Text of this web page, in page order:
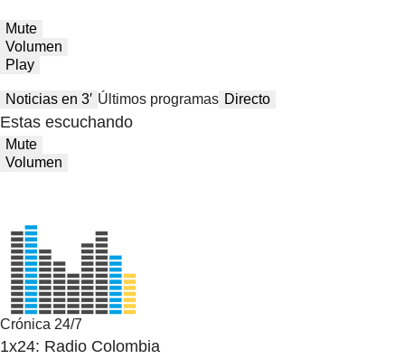
Mute
Volumen
Play
Noticias en 3′ Últimos programas Directo
Estas escuchando
Mute
Volumen
Crónica 24/7
1x24: Radio Colombia